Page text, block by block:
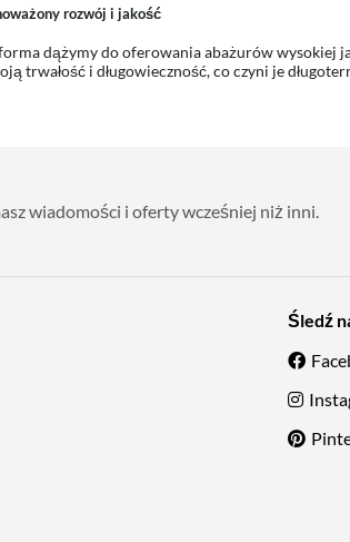
rozwój i jakość
dążymy do oferowania abażurów wysokiej
trwałość i długowieczność, co czyni je
wiadomości i oferty wcześniej niż inni.
Śledź